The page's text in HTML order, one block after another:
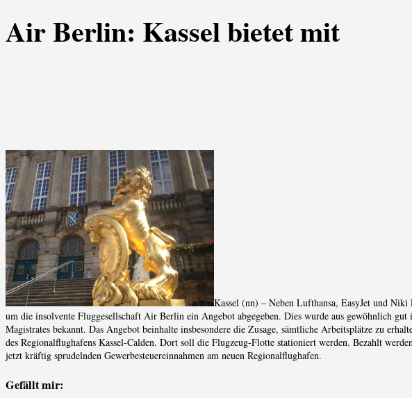
Air Berlin: Kassel bietet mit
Kassel (nn) – Neben Lufthansa, EasyJet und
um die insolvente Fluggesellschaft Air Berlin ein Angebot abgegeben. Dies wurde aus gewöhnlich
Magistrates bekannt. Das Angebot beinhalte insbesondere die Zusage, sämtliche Arbeitsplätze zu
des Regionalflughafens Kassel-Calden. Dort soll die Flugzeug-Flotte stationiert werden. Bezahlt
jetzt kräftig sprudelnden Gewerbesteuereinnahmen am neuen Regionalflughafen.
Gefällt mir: